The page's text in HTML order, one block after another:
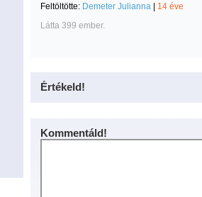
Feltöltötte: Demeter Julianna
14 éve
Látta 399 ember.
Értékeld!
Kommentáld!